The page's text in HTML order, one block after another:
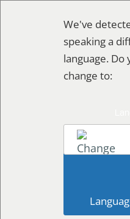
We've
speaking a
language. Do
change to: